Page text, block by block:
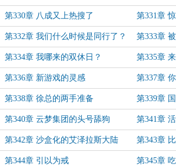
第330章 八成又上热搜了 第331章
第332章 我们什么时候是同行了？ 第333章
第334章 我哪来的双休日？ 第335章
第336章 新游戏的灵感 第337章
第338章 徐总的两手准备 第339章
第340章 云梦集团的头号舔狗 第341章
第342章 沙盒化的艾泽拉斯大陆 第343章
第344章 引以为戒 第345章